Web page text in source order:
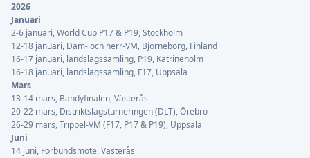
2026
Januari
2-6 januari, World Cup P17 & P19, Stockholm
12-18 januari, Dam- och herr-VM, Björneborg, Finland
16-17 januari, landslagssamling, P19, Katrineholm
16-18 januari, landslagssamling, F17, Uppsala
Mars
13-14 mars, Bandyfinalen, Västerås
20-22 mars, Distriktslagsturneringen (DLT), Örebro
26-29 mars, Trippel-VM (F17, P17 & P19), Uppsala
Juni
14 juni, Förbundsmöte, Västerås